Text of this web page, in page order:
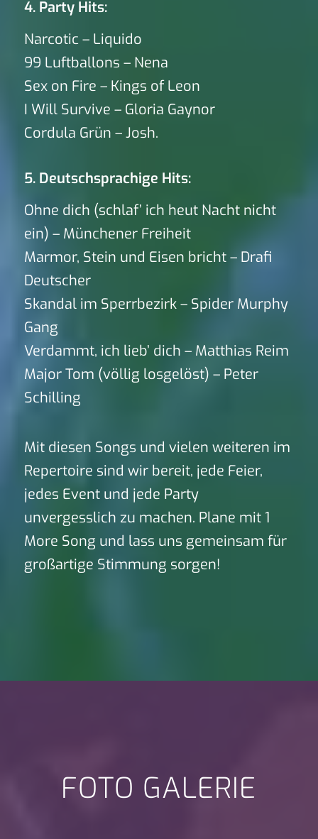
4. Party Hits:
Narcotic – Liquido
99 Luftballons – Nena
Sex on Fire – Kings of Leon
I Will Survive – Gloria Gaynor
Cordula Grün – Josh.
5. Deutschsprachige Hits:
Ohne dich (schlaf’ ich heut Nacht nicht
ein) – Münchener Freiheit
Marmor, Stein und Eisen bricht – Drafi
Deutscher
Skandal im Sperrbezirk – Spider Murphy
Gang
Verdammt, ich lieb’ dich – Matthias Reim
Major Tom (völlig losgelöst) – Peter
Schilling
Mit diesen Songs und vielen weiteren im
Repertoire sind wir bereit, jede Feier,
jedes Event und jede Party
unvergesslich zu machen. Plane mit 1
More Song und lass uns gemeinsam für
großartige Stimmung sorgen!
FOTO GALERIE